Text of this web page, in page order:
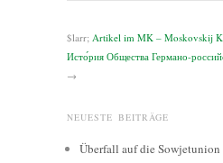
$larr; Artikel im MK – Moskovskij
Исто́рия Общества Германо-
→
NEUESTE BEITRÄGE
Überfall auf die Sowjetunion